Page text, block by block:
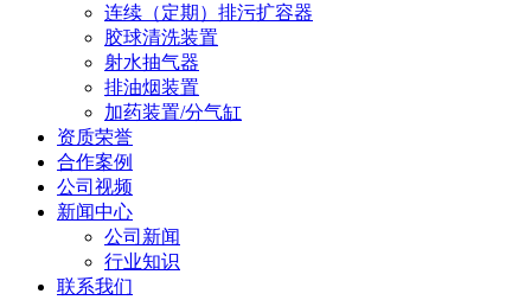
连续（定期）排污扩容器
胶球清洗装置
射水抽气器
排油烟装置
加药装置/分气缸
资质荣誉
合作案例
公司视频
新闻中心
公司新闻
行业知识
联系我们